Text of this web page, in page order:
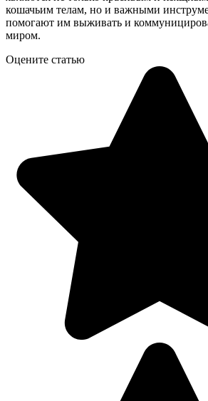
кошачьим телам, но и важными
помогают им выживать и
миром.
Оцените статью